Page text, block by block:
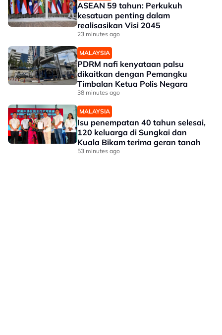
ASEAN 59 tahun: Perkukuh
kesatuan penting dalam
realisasikan Visi 2045
23 minutes ago
MALAYSIA
PDRM nafi kenyataan palsu
dikaitkan dengan Pemangku
Timbalan Ketua Polis Negara
38 minutes ago
MALAYSIA
Isu penempatan 40 tahun selesai,
120 keluarga di Sungkai dan
Kuala Bikam terima geran tanah
53 minutes ago